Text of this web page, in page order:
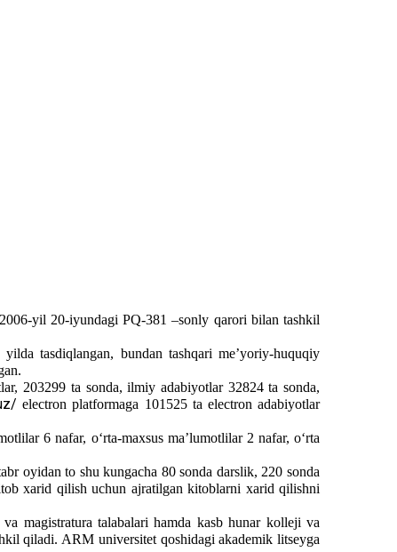
yil 20-iyundagi PQ-381 –sonly qarori bilan tashkil
tasdiqlangan, bundan tashqari me’yoriy-huquqiy
203299 ta sonda, ilmiy adabiyotlar 32824 ta sonda,
electron platformaga 101525 ta electron adabiyotlar
6 nafar, o‘rta-maxsus ma’lumotlilar 2 nafar, o‘rta
oyidan to shu kungacha 80 sonda darslik, 220 sonda
xarid qilish uchun ajratilgan kitoblarni xarid qilishni
magistratura talabalari hamda kasb hunar kolleji va
qiladi. ARM universitet qoshidagi akademik litseyga